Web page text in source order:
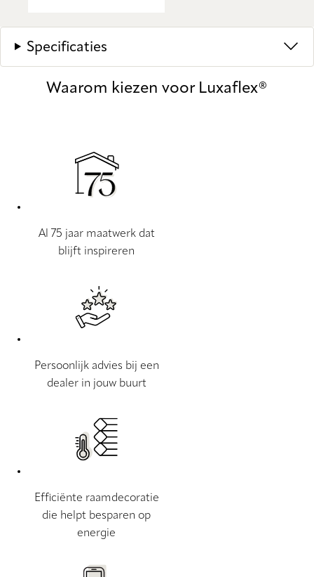
Specificaties
Waarom kiezen voor Luxaflex®
Al 75 jaar maatwerk dat
blijft inspireren
Persoonlijk advies bij een
dealer in jouw buurt
Efficiënte raamdecoratie
die helpt besparen op
energie